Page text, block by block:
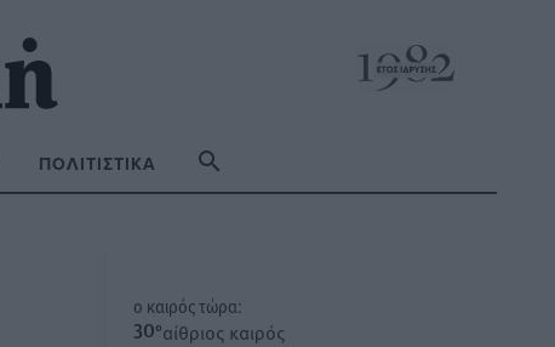
ΠΟΛΙΤΙΣΤΙΚΆ
o καιρός τώρα:
30°αίθριος καιρός